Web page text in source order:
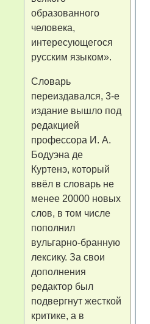
образованного
человека,
интересующегося
русским языком».
Словарь
переиздавался, 3-е
издание вышло под
редакцией
профессора И. А.
Бодуэна де
Куртенэ, который
ввёл в словарь не
менее 20000 новых
слов, в том числе
пополнил
вульгарно-бранную
лексику. За свои
дополнения
редактор был
подвергнут жесткой
критике, а в